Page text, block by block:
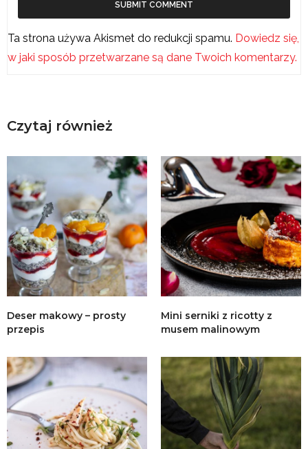
Ta strona używa Akismet do redukcji spamu. Dowiedz się,
w jaki sposób przetwarzane są dane Twoich komentarzy.
Czytaj również
Deser makowy – prosty
przepis
Mini serniki z ricotty z
musem malinowym